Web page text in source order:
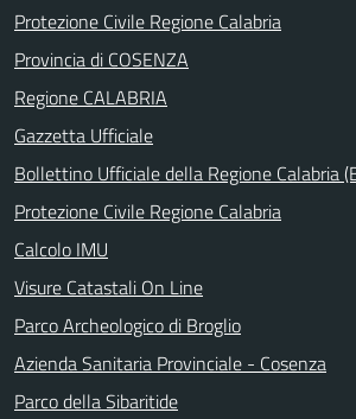
Protezione Civile Regione Calabria
Provincia di COSENZA
Regione CALABRIA
Gazzetta Ufficiale
Bollettino Ufficiale della Regione Calabria
Protezione Civile Regione Calabria
Calcolo IMU
Visure Catastali On Line
Parco Archeologico di Broglio
Azienda Sanitaria Provinciale - Cosenza
Parco della Sibaritide